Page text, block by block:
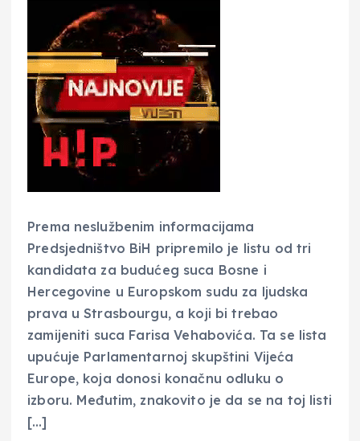
Prema neslužbenim informacijama
Predsjedništvo BiH pripremilo je listu od tri
kandidata za budućeg suca Bosne i
Hercegovine u Europskom sudu za ljudska
prava u Strasbourgu, a koji bi trebao
zamijeniti suca Farisa Vehabovića. Ta se lista
upućuje Parlamentarnoj skupštini Vijeća
Europe, koja donosi konačnu odluku o
izboru. Međutim, znakovito je da se na toj listi
[…]